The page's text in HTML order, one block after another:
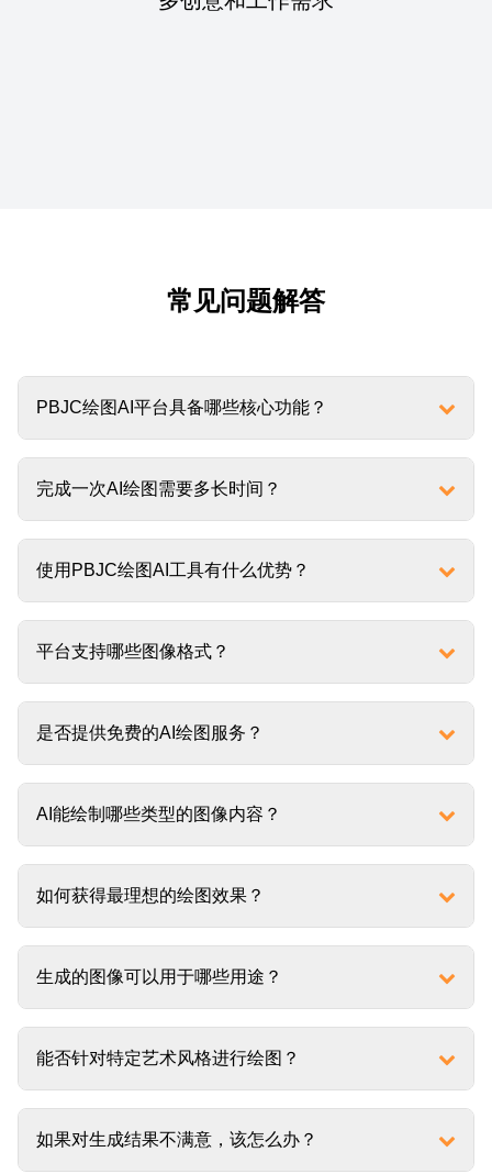
常见问题解答
PBJC绘图AI平台具备哪些核心功能？
完成一次AI绘图需要多长时间？
使用PBJC绘图AI工具有什么优势？
平台支持哪些图像格式？
是否提供免费的AI绘图服务？
AI能绘制哪些类型的图像内容？
如何获得最理想的绘图效果？
生成的图像可以用于哪些用途？
能否针对特定艺术风格进行绘图？
如果对生成结果不满意，该怎么办？